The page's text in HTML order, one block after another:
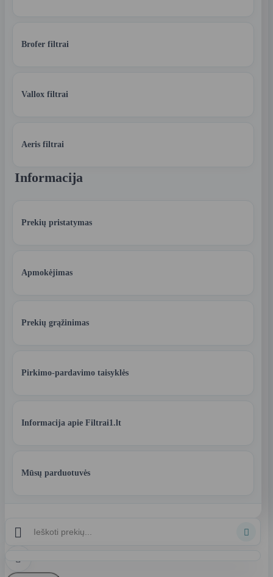
Brofer filtrai
Vallox filtrai
Aeris filtrai
Informacija
Prekių pristatymas
Apmokėjimas
Prekių grąžinimas
Pirkimo-pardavimo taisyklės
Informacija apie Filtrai1.lt
Mūsų parduotuvės
 
